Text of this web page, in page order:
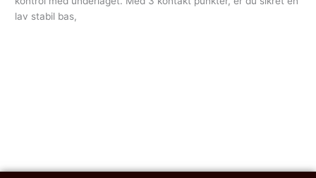
lav stabil bas,